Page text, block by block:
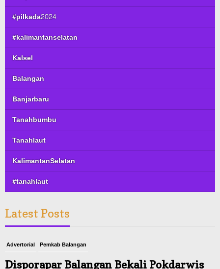
#pilkada2024
#kalimantanselatan
Kalsel
Balangan
Banjarbaru
Tanahbumbu
Tanahlaut
KalimantanSelatan
#tanahlaut
Latest Posts
Advertorial Pemkab Balangan
Disporapar Balangan Bekali Pokdarwis